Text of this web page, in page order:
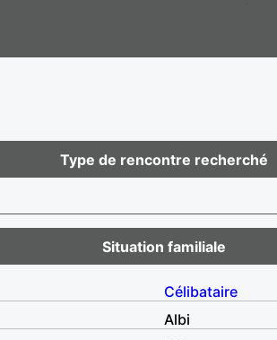
Type de rencontre recherché
Situation familiale
Célibataire
Albi